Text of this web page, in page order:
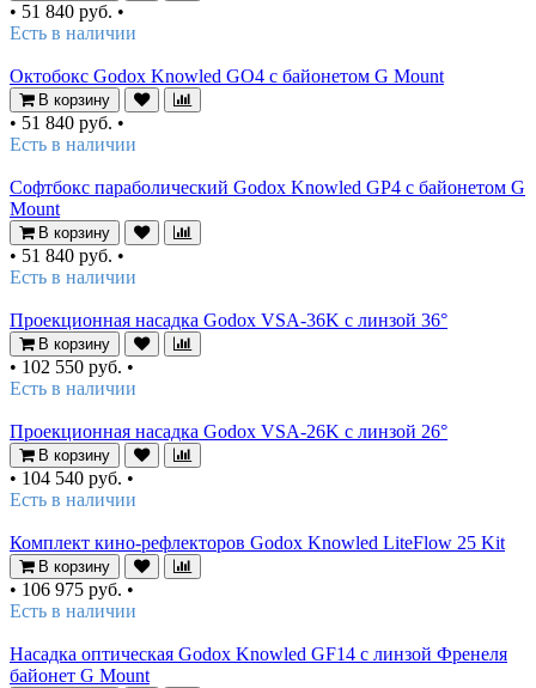
• 51 840 руб. •
Есть в наличии
Oктобокс Godox Knowled GO4 с байонетом G Mount
В корзину
• 51 840 руб. •
Есть в наличии
Софтбокс параболический Godox Knowled GP4 с байонетом G
Mount
В корзину
• 51 840 руб. •
Есть в наличии
Проекционная насадка Godox VSA-36K с линзой 36°
В корзину
• 102 550 руб. •
Есть в наличии
Проекционная насадка Godox VSA-26K с линзой 26°
В корзину
• 104 540 руб. •
Есть в наличии
Комплект кино-рефлекторов Godox Knowled LiteFlow 25 Kit
В корзину
• 106 975 руб. •
Есть в наличии
Насадка оптическая Godox Knowled GF14 с линзой Френеля
байонет G Mount